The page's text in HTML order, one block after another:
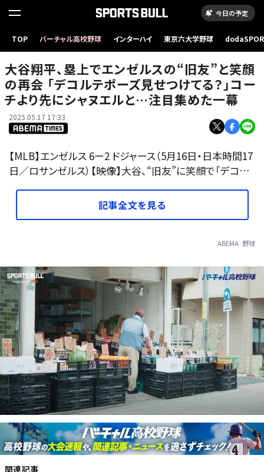
今日の予定
TOP バーチャル高校野球 インターハイ 東京六大学野球
より先にシャヌエルと…注目集めた一幕
大谷翔平、塁上でエンゼルスの“旧友”と笑顔
の再会 「デコルテポーズ見せつけてる？」コー
チより先にシャヌエルと…注目集めた一幕
2025.05.17 17:33
【MLB】エンゼルス 6ー2 ドジャース（5月16日・日本時間17
日／ロサンゼルス）【映像】大谷、“旧友”に笑顔で「デコ…
記事全文を見る
ABEMA 野球
関連記事